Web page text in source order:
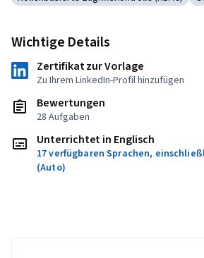
Kategorie: Rollenbasierte
Wichtige Details
Zertifikat zur Vorlage
Zu Ihrem LinkedIn-Profil hinzufügen
Bewertungen
28 Aufgaben
Unterrichtet in Englisch
17 verfügbaren Sprachen,
(Auto)